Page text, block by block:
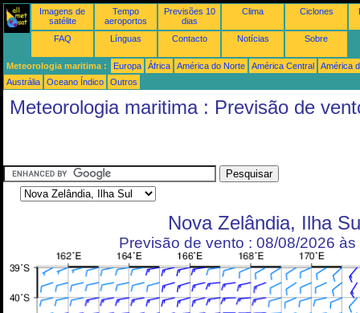
Imagens de
satélite
Tempo
aeroportos
Previsões 10
dias
Clima Ciclones
FAQ Línguas Contacto Notícias Sobre
Meteorologia maritima : Europa África América do Norte América Central
América
Austrália
Oceano Índico Outros
Meteorologia maritima : Previsão de
Nova Zelândia, Ilha
Previsão de vento : 08/08/2026 às